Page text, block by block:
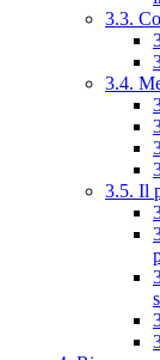
3.3.
3.4.
3.5. Il